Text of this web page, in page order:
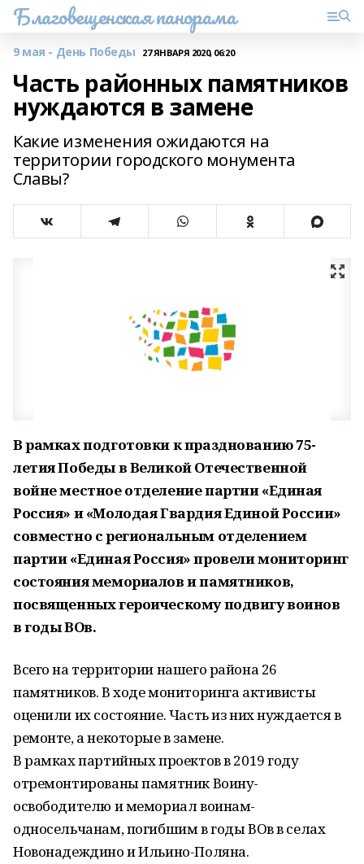
Благовещенская панорама
9 мая - День Победы 27 ЯНВАРЯ 2020, 06:20
Часть районных памятников
нуждаются в замене
Какие изменения ожидаются на
территории городского монумента
Славы?
В рамках подготовки к празднованию 75-
летия Победы в Великой Отечественной
войне местное отделение партии «Единая
Россия» и «Молодая Гвардия Единой России»
совместно с региональным отделением
партии «Единая Россия» провели мониторинг
состояния мемориалов и памятников,
посвященных героическому подвигу воинов
в годы ВОв.
Всего на территории нашего района 26
памятников. В ходе мониторинга активисты
оценили их состояние. Часть из них нуждается в
ремонте, а некоторые в замене.
В рамках партийных проектов в 2019 году
отремонтированы памятник Воину-
освободителю и мемориал воинам-
односельчанам, погибшим в годы ВОв в селах
Новонадеждино и Ильино-Поляна.